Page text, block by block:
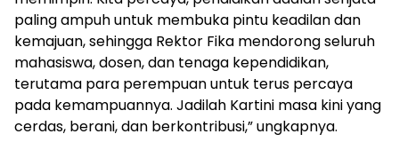
paling ampuh untuk membuka pintu keadilan dan
kemajuan, sehingga Rektor Fika mendorong seluruh
mahasiswa, dosen, dan tenaga kependidikan,
terutama para perempuan untuk terus percaya
pada kemampuannya. Jadilah Kartini masa kini yang
cerdas, berani, dan berkontribusi,” ungkapnya.